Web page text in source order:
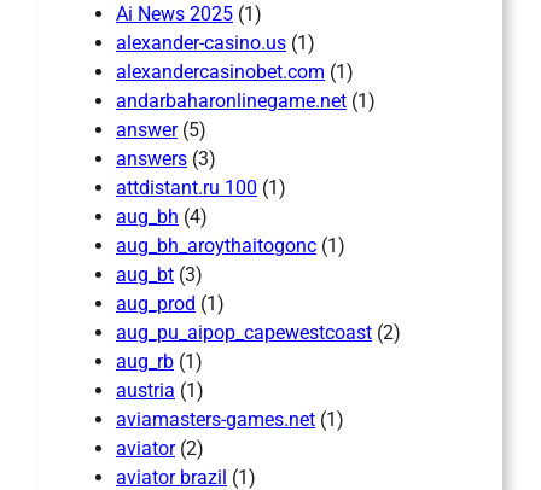
Ai News 2025 (1)
alexander-casino.us (1)
alexandercasinobet.com (1)
andarbaharonlinegame.net (1)
answer(5)
answers (3)
attdistant.ru 100 (1)
aug_bh (4)
aug_bh_aroythaitogonc (1)
aug_bt (3)
aug_prod (1)
aug_pu_aipop_capewestcoast (2)
aug_rb (1)
austria (1)
aviamasters-games.net (1)
aviator(2)
aviator brazil (1)